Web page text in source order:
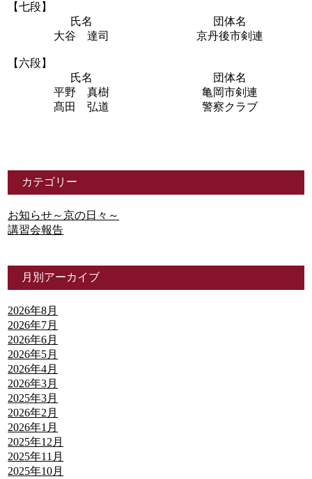
【七段】
氏名
団体名
大谷 達司
京丹後市剣連
【六段】
氏名
団体名
平野 真樹
亀岡市剣連
髙田 弘道
警察クラブ
カテゴリー
お知らせ～京の日々～
講習会報告
月別アーカイブ
2026年8月
2026年7月
2026年6月
2026年5月
2026年4月
2026年3月
2025年3月
2026年2月
2026年1月
2025年12月
2025年11月
2025年10月